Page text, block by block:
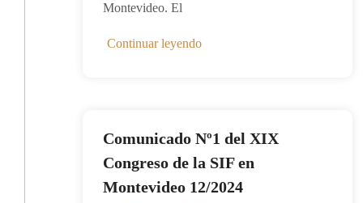
Montevideo. El
Continuar leyendo
Comunicado Nº1 del XIX
Congreso de la SIF en
Montevideo 12/2024